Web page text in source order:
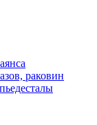
раковин